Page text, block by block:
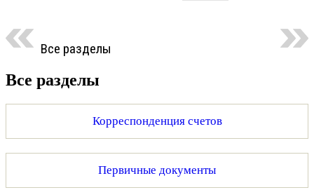
Все разделы
Все разделы
Корреспонденция счетов
Первичные документы